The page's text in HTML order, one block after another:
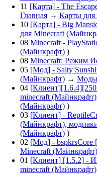
11 [Карта] - The
Главная → Карты
10 [Карта] - Big
для Minecraft
08 Minecraft -
(Майнкрафт) )
08 Minecraft: Режим
05 [Мод] - Salty
(Майнкрафт) → Моды
04
minecraft
(Майнкрафт) )
03 [Клиент] -
(Майнкрафт),
(Майнкрафт) )
02 [Мод] - bspkrsCore
Minecraft (Майнкрафт)
01 [Клиент] [1.5.2] -
minecraft